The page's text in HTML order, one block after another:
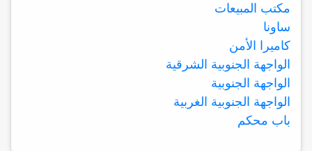
مكتب المبيعات
ساونا
كاميرا الأمن
الواجهة الجنوبية الشرقية
الواجهة الجنوبية
الواجهة الجنوبية الغربية
باب محكم